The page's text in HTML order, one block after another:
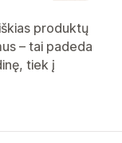
produktų
– tai padeda
tiek į